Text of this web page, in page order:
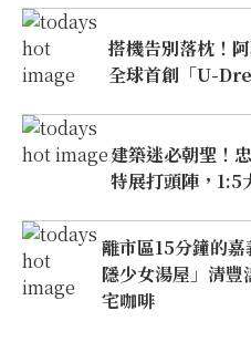
搭機告別落枕！
全球首創「U-
建築迷必朝聖！
特展打頭陣，1:5
離市區15分鐘的
隱少女湯屋」清
宅咖啡